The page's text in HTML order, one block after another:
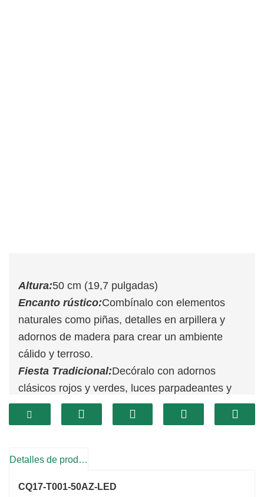
Altura:50 cm (19,7 pulgadas)
Encanto rústico:Combínalo con elementos
naturales como piñas, detalles en arpillera y
adornos de madera para crear un ambiente
cálido y terroso.
Fiesta Tradicional:Decóralo con adornos
clásicos rojos y verdes, luces parpadeantes y
una estrella en la parte superior para darle un
aspecto atemporal.
plateados y blancos, junto con nieve artificial,
Toque glamoroso:Agregue adornos metálicos
Detalles de producto
CQ17-T001-50AZ-LED